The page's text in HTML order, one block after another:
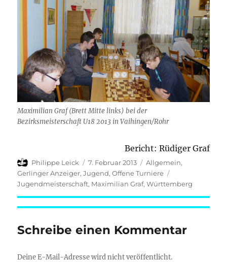
Maximilian Graf (Brett Mitte links) bei der
Bezirksmeisterschaft U18 2013 in Vaihingen/Rohr
Bericht: Rüdiger Graf
Autor
Philippe Leick
Veröffentlicht
am
7. Februar 2013 Kategorien
Allgemein,
Gerlinger Anzeiger,Jugend,Offene Turniere
Jugendmeisterschaft, Maximilian Graf,Württemberg
Schreibe einen Kommentar
Deine E-Mail-Adresse wird nicht veröffentlicht.